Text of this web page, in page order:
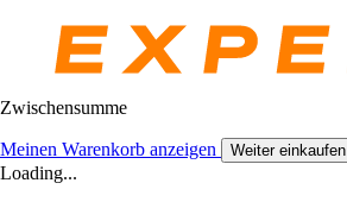
Zwischensumme
Meinen Warenkorb anzeigen Weiter einkaufen
Loading...